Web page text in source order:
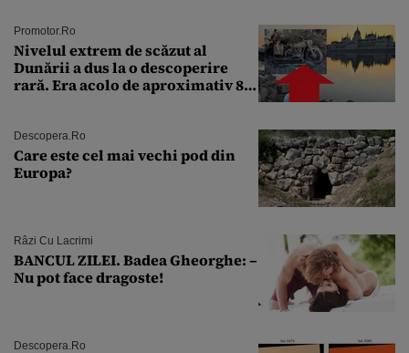
Promotor.ro
Nivelul extrem de scăzut al
Dunării a dus la o descoperire
rară. Era acolo de aproximativ 80
Descopera.ro
Care este cel mai vechi pod din
Europa?
Râzi Cu Lacrimi
BANCUL ZILEI. Badea Gheorghe: –
Nu pot face dragoste!
Descopera.ro